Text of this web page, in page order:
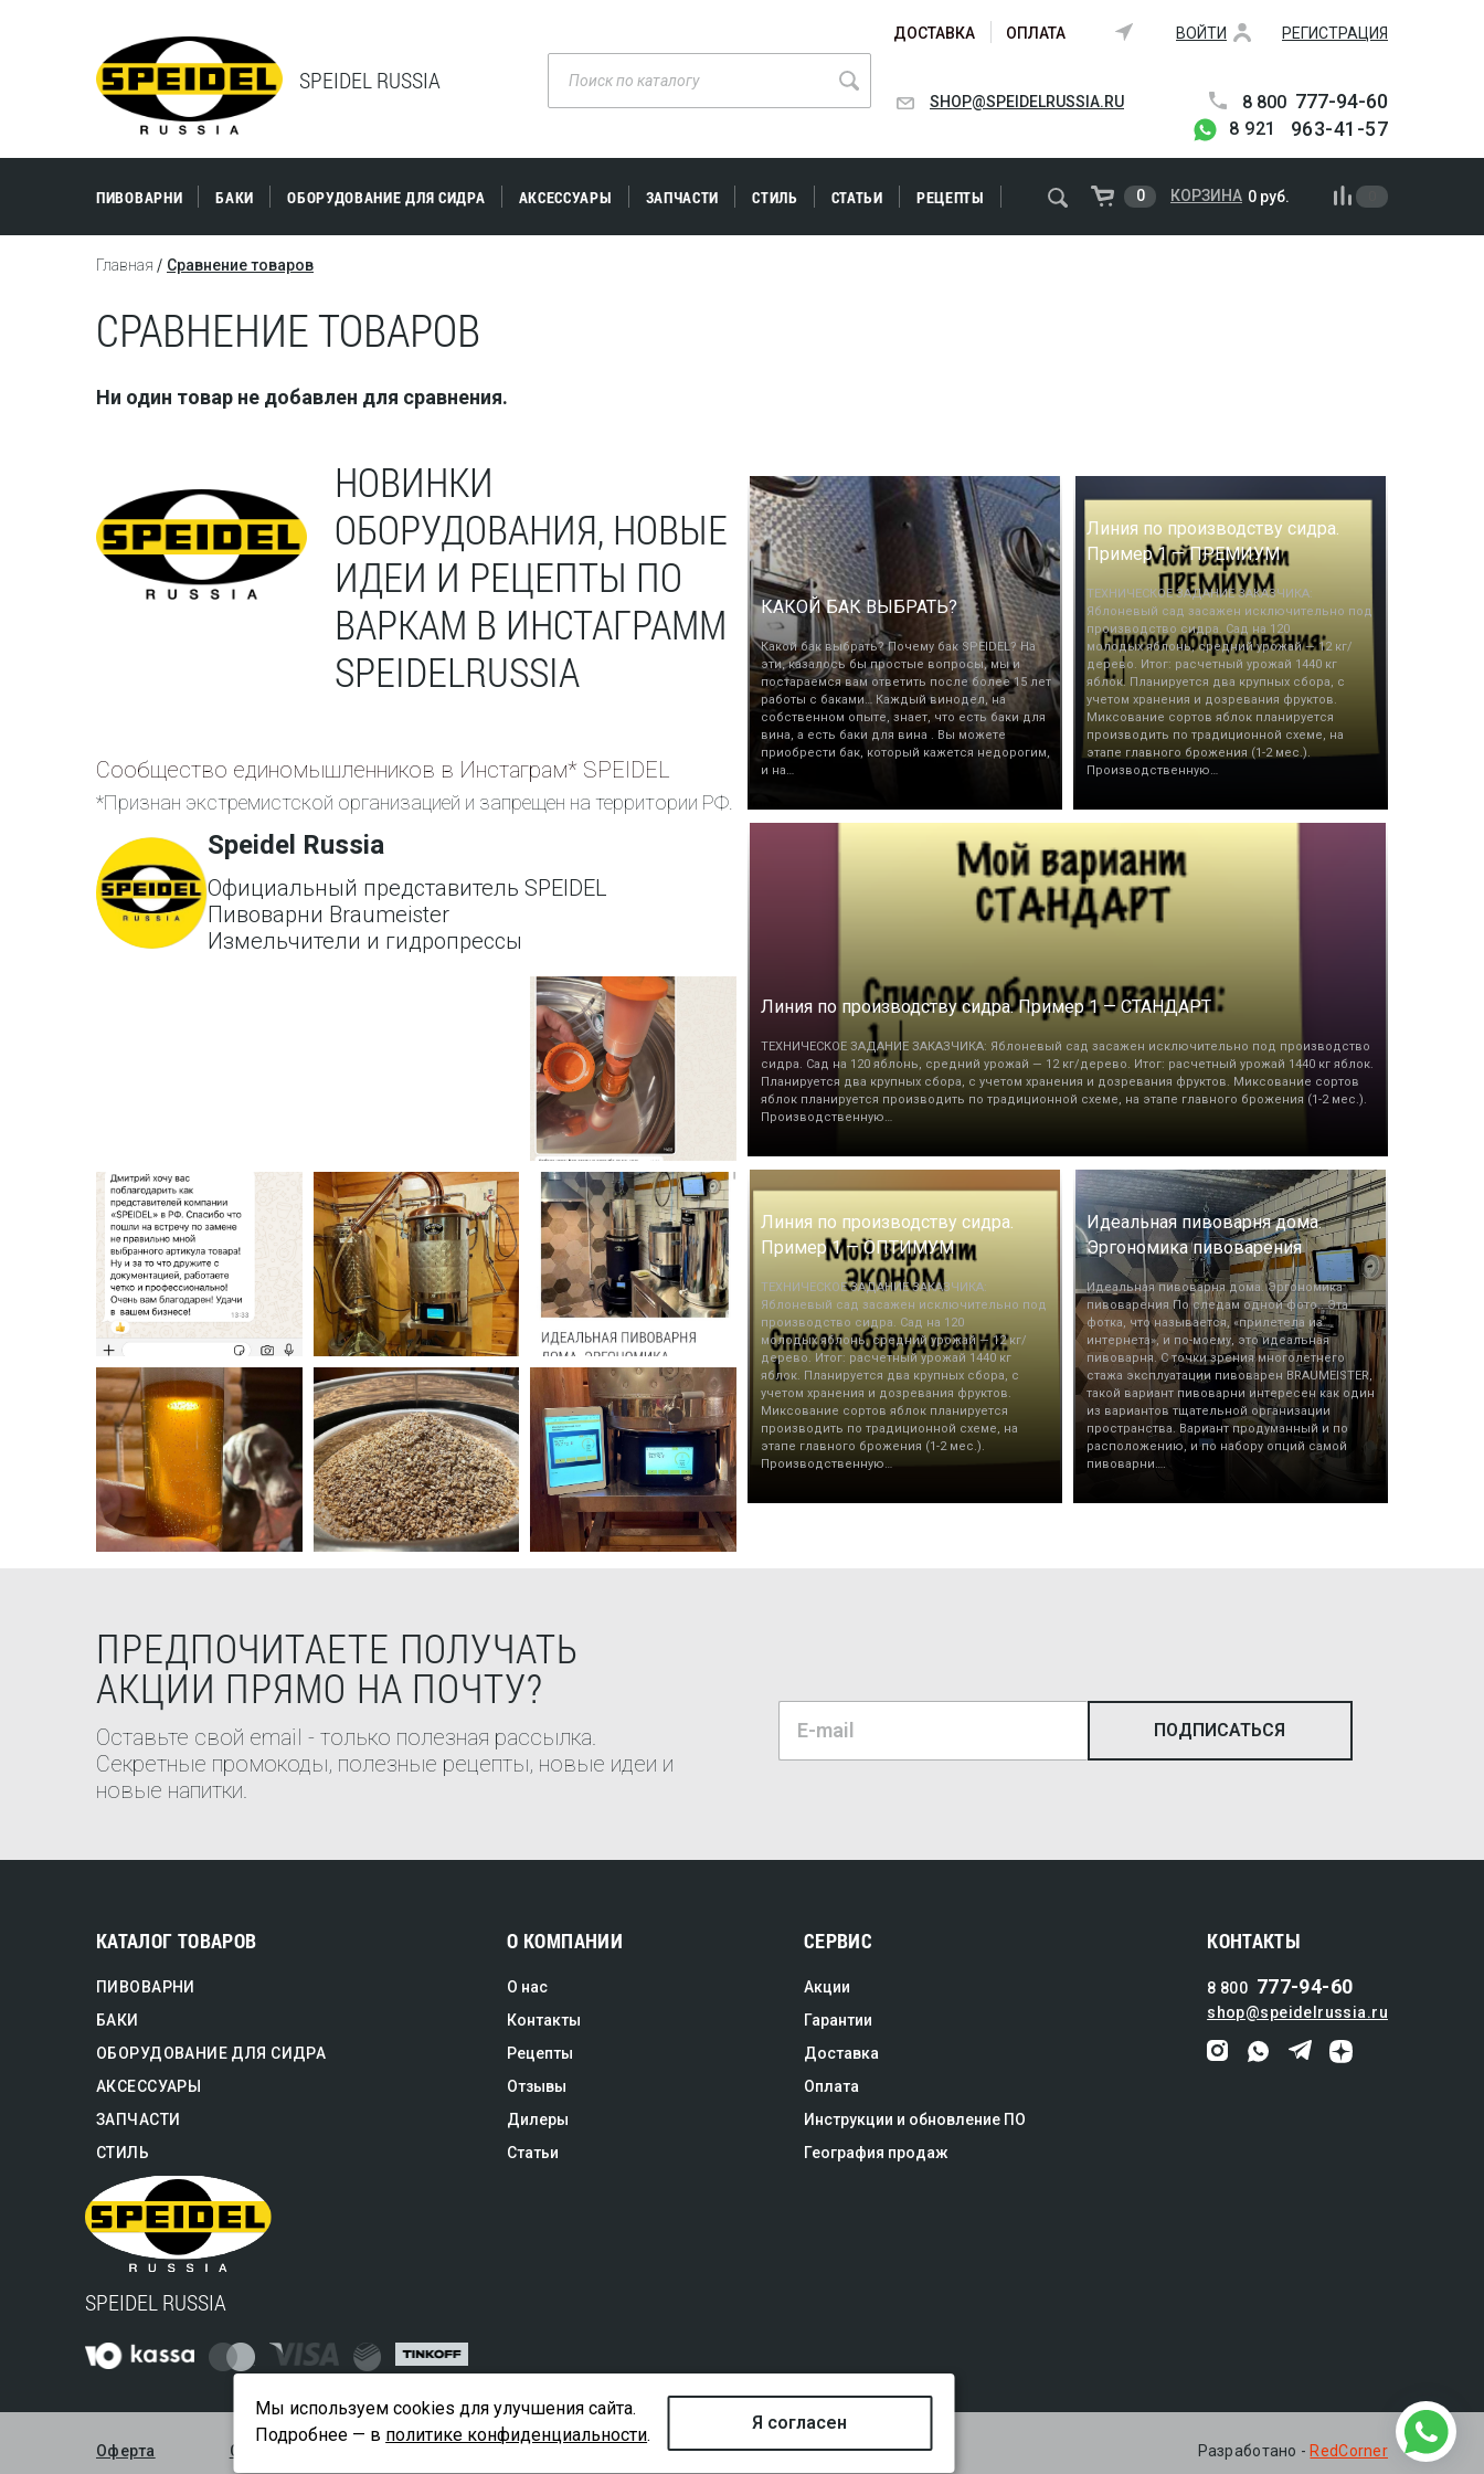
ДОСТАВКА ОПЛАТА ВОЙТИ РЕГИСТРАЦИЯ
SPEIDEL RUSSIA
SHOP@SPEIDELRUSSIA.RU 8 800 777-94-60
8 921 963-41-57
ПИВОВАРНИ БАКИ ОБОРУДОВАНИЕ ДЛЯ СИДРА АКСЕССУАРЫ ЗАПЧАСТИ СТИЛЬ СТАТЬИ РЕЦЕПТЫ 0 КОРЗИНА 0 руб.
Главная Сравнение товаров
СРАВНЕНИЕ ТОВАРОВ
Ни один товар не добавлен для сравнения.
НОВИНКИ
ОБОРУДОВАНИЯ, НОВЫЕ
ИДЕИ И РЕЦЕПТЫ ПО
ВАРКАМ В ИНСТАГРАММ
SPEIDELRUSSIA
Сообщество единомышленников в Инстаграм* SPEIDEL
*Признан экстремистской организацией и запрещен на территории РФ.
Speidel Russia
Официальный представитель SPEIDEL
Пивоварни Braumeister
Измельчители и гидропрессы
КАКОЙ БАК ВЫБРАТЬ?
Какой бак выбрать? Почему бак SPEIDEL? На
эти, казалось бы простые вопросы, мы и
постараемся вам ответить после более 15 лет
работы с баками… Каждый винодел, на
собственном опыте, знает, что есть баки для
вина, а есть баки для вина . Вы можете
приобрести бак, который кажется недорогим,
и на…
Линия по производству сидра.
Пример 1 — ПРЕМИУМ
ТЕХНИЧЕСКОЕ ЗАДАНИЕ ЗАКАЗЧИКА:
Яблоневый сад засажен исключительно под
производство сидра. Сад на 120
молодых яблонь, средний урожай — 12 кг/
дерево. Итог: расчетный урожай 1440 кг
яблок. Планируется два крупных сбора, с
учетом хранения и дозревания фруктов.
Миксование сортов яблок планируется
производить по традиционной схеме, на
этапе главного брожения (1-2 мес.).
Производственную…
Линия по производству сидра. Пример 1 — СТАНДАРТ
ТЕХНИЧЕСКОЕ ЗАДАНИЕ ЗАКАЗЧИКА: Яблоневый сад засажен исключительно под производство
сидра. Сад на 120 яблонь, средний урожай — 12 кг/дерево. Итог: расчетный урожай 1440 кг яблок.
Планируется два крупных сбора, с учетом хранения и дозревания фруктов. Миксование сортов
яблок планируется производить по традиционной схеме, на этапе главного брожения (1-2 мес.).
Производственную…
Линия по производству сидра.
Пример 1 — ОПТИМУМ
ТЕХНИЧЕСКОЕ ЗАДАНИЕ ЗАКАЗЧИКА:
Яблоневый сад засажен исключительно под
производство сидра. Сад на 120
молодых яблонь, средний урожай — 12 кг/
дерево. Итог: расчетный урожай 1440 кг
яблок. Планируется два крупных сбора, с
учетом хранения и дозревания фруктов.
Миксование сортов яблок планируется
производить по традиционной схеме, на
этапе главного брожения (1-2 мес.).
Производственную…
Идеальная пивоварня дома.
Эргономика пивоварения
Идеальная пивоварня дома. Эргономика
пивоварения По следам одной фото.. Эта
фотка, что называется, «прилетела из
интернета», и по-моему, это идеальная
пивоварня. С точки зрения многолетнего
стажа эксплуатации пивоварен BRAUMEISTER,
такой вариант пивоварни интересен как один
из вариантов тщательной организации
пространства. Вариант продуманный и по
расположению, и по набору опций самой
пивоварни….
ПРЕДПОЧИТАЕТЕ ПОЛУЧАТЬ
АКЦИИ ПРЯМО НА ПОЧТУ?
Оставьте свой email - только полезная рассылка.
Секретные промокоды, полезные рецепты, новые идеи и
новые напитки.
КАТАЛОГ ТОВАРОВ
ПИВОВАРНИ
БАКИ
ОБОРУДОВАНИЕ ДЛЯ СИДРА
АКСЕССУАРЫ
ЗАПЧАСТИ
СТИЛЬ
О КОМПАНИИ
О нас
Контакты
Рецепты
Отзывы
Дилеры
Статьи
СЕРВИС
Акции
Гарантии
Доставка
Оплата
Инструкции и обновление ПО
География продаж
КОНТАКТЫ
8 800 777-94-60
shop@speidelrussia.ru
SPEIDEL RUSSIA
официальный дистрибьютор SPEIDEL в
Оферта Сертификат официального дистрибьютора Политика конфиденциальности Разработано - RedCorner
Мы используем cookies для улучшения сайта.
Подробнее — в политике конфиденциальности.
Я согласен